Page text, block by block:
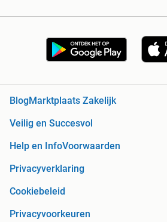
BlogMarktplaats Zakelijk
Veilig en Succesvol
Help en InfoVoorwaarden
Privacyverklaring
Cookiebeleid
Privacyvoorkeuren